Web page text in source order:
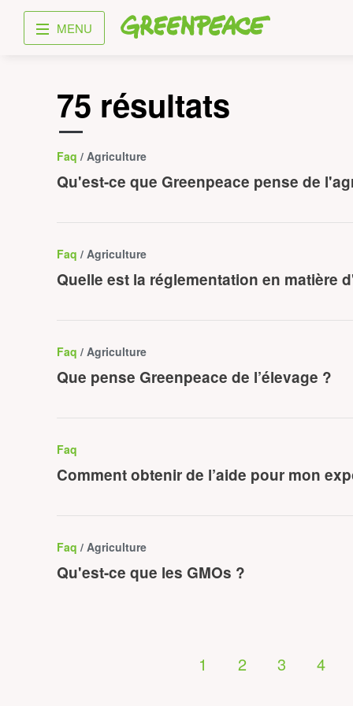
Greenpeace
MENU
75 résultats
Faq / Agriculture
Qu'est-ce que Greenpeace pense de
Faq / Agriculture
Quelle est la réglementation en matière
Faq / Agriculture
Que pense Greenpeace de l’élevage ?
Faq
Comment obtenir de l’aide pour mon
Faq / Agriculture
Qu'est-ce que les GMOs ?
1 2 3 4